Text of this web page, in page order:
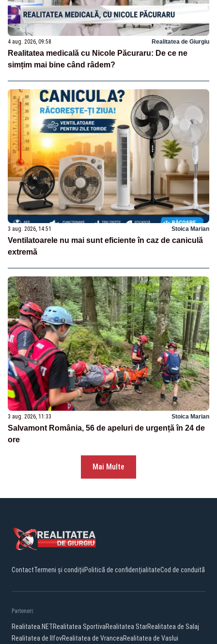
4 aug. 2026, 09:58 Realitatea de Giurgiu
Realitatea medicală cu Nicole Păcuraru: De ce ne
simțim mai bine când râdem?
3 aug. 2026, 14:51 Stoica Marian
Ventilatoarele nu mai sunt eficiente în caz de caniculă
extremă
3 aug. 2026, 11:33 Stoica Marian
Salvamont România, 56 de apeluri de urgență în 24 de
ore
Mai Multe
ContactTermeni și condițiiPolitică de confidențialitateCod de conduită
Parteneri:
Realitatea.NETRealitatea SportivaRealitatea StarRealitatea de Salaj
Realitatea de IlfovRealitatea de VranceaRealitatea de Vaslui